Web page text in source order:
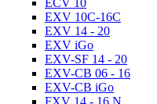
ECV 10
EXV 10C-16C
EXV 14 - 20
EXV iGo
EXV-SF 14 - 20
EXV-CB 06 - 16
EXV-CB iGo
FXV 14 - 16 N